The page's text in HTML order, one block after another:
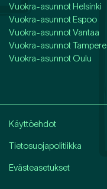
Vuokra-asunnot Helsinki
Vuokra-asunnot Espoo
Vuokra-asunnotVantaa
Vuokra-asunnotTampere
Vuokra-asunnot Oulu
Käyttöehdot
Tietosuojapolitiikka
Evästeasetukset